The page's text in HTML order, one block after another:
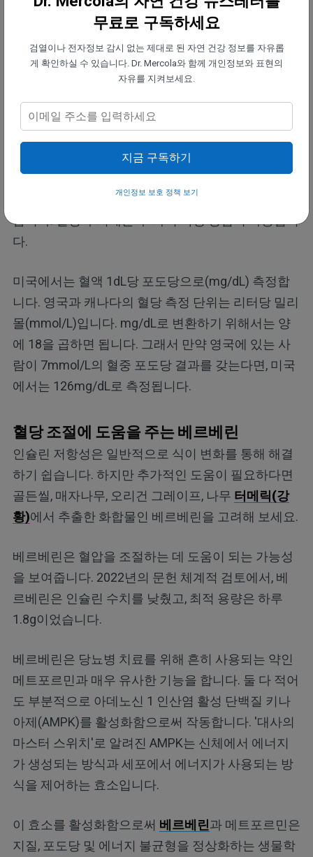
여러분의 혈당 수치는 하루 종일 달라질 것입니다. 일
반적인 권장 사항에 따르면, 건강하고 당뇨병이 없다
면, 깨어났을 때 공복 혈당은 100mg/dL 이하가 되어
에 일어날 때)을 목표로 하는 것을 추천합니다.
식사 전에 포도당 수치는 70에서 99mg/dL 사이가 되
어야 합니다. 식사를 마친 후 또는 보통 식사를 하고 2
시간 후인 '식후'의 수치는 140mg/dL 이하가 되어야
합니다. 혈당 수치에는 두 가지 측정 방법이 사용됩니
다.
미국에서는 혈액 1dL당 포도당으로(mg/dL) 측정합
니다. 영국과 캐나다의 혈당 측정 단위는 리터당 밀리
몰(mmol/L)입니다. mg/dL로 변환하기 위해서는 양
에 18을 곱하면 됩니다. 그래서 만약 영국에 있는 사
람이 7mmol/L의 혈중 포도당 결과를 갖는다면, 미국
에서는 126mg/dL로 측정됩니다.
혈당 조절에 도움을 주는 베르베린
인슐린 저항성은 일반적으로 식이 변화를 통해 해결
하기 쉽습니다. 하지만 추가적인 도움이 필요하다면
골든씰, 매자나무, 오리건 그레이프, 나무 터메릭(강
황)에서 추출한 화합물인 베르베린을 고려해 보세요.
베르베린은 혈압을 조절하는 데 도움이 되는 가능성
을 보여줍니다. 2022년의 문헌 체계적 검토에서, 베
르베린은 인슐린 수치를 낮췄고, 최적 용량은 하루
1.8g이었습니다.
베르베린은 당뇨병 치료를 위해 흔히 사용되는 약인
메트포르민과 매우 유사한 기능을 합니다. 둘 다 적어
도 부분적으로 아데노신 1 인산염 활성 단백질 키나
아제(AMPK)를 활성화함으로써 작동합니다. '대사의
마스터 스위치'로 알려진 AMPK는 신체에서 에너지
가 생성되는 방식과 세포에서 에너지가 사용되는 방
식을 제어하는 효소입니다.
이 효소를 활성화함으로써 베르베린과 메트포르민은
지질, 포도당 및 에너지 불균형을 정상화하는 생물학
무료로 구독하세요
검열이나 전자정보 감시 없는 제대로 된 자연 건강 정보를 자유롭
게 확인하실 수 있습니다. Dr. Mercola와 함께 개인정보와 표현의
자유를 지켜보세요.
지금 구독하기
개인정보 보호 정책 보기